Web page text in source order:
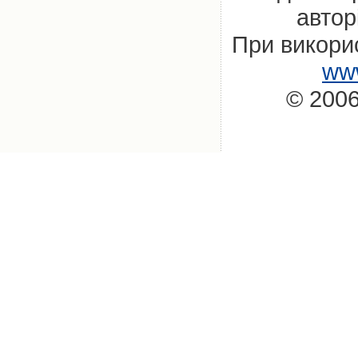
При
©